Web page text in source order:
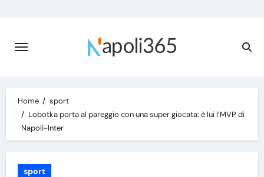
content
Home
sport
Lobotka porta al pareggio con una super giocata: è lui l’MVP di
Napoli-Inter
sport